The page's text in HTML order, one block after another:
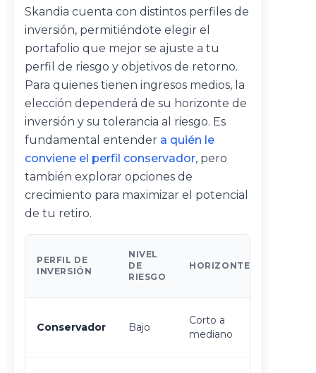
Skandia cuenta con distintos perfiles de
inversión, permitiéndote elegir el
portafolio que mejor se ajuste a tu
perfil de riesgo y objetivos de retorno.
Para quienes tienen ingresos medios, la
elección dependerá de su horizonte de
inversión y su tolerancia al riesgo. Es
fundamental entender a quién le
conviene el perfil conservador, pero
también explorar opciones de
crecimiento para maximizar el potencial
de tu retiro.
PERFIL DE
INVERSIÓN
NIVEL
DE
RIESGO
HORIZONTE
Conservador Bajo
Corto a
mediano